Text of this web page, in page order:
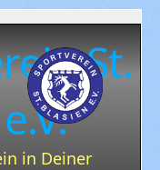
St.
in Deiner